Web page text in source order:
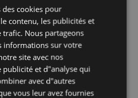
cookies pour
contenu, les publicités et
trafic. Nous partageons
informations sur votre
site avec nos
publicité et d"analyse qui
avec d"autres
vous leur avez fournies